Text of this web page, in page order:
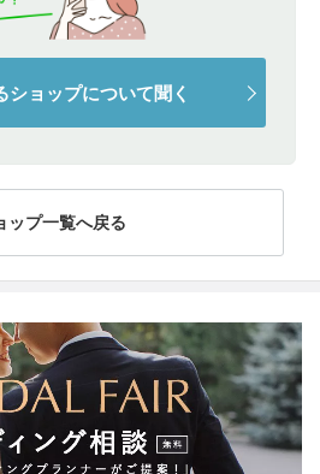
ショップについて聞く
ップ一覧へ戻る